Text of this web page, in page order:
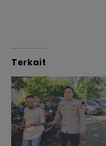
Terkait